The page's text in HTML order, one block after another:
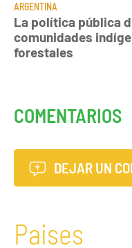
ARGENTINA
La política pública
comunidades
forestales
COMENTARIOS
DEJAR UN
Paises